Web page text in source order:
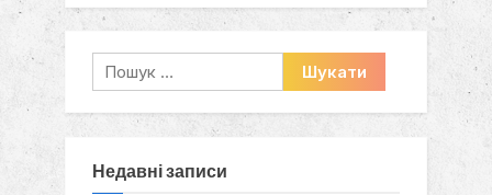
Пошук:
Недавні записи